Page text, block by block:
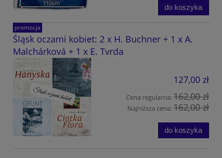
do koszyka
Śląsk oczami kobiet: 2 x H. Buchner + 1 x A.
Malchárková + 1 x E. Tvrda
127,00 zł
Cena regularna:162,00 zł
Najniższa cena:162,00 zł
do koszyka
promocja